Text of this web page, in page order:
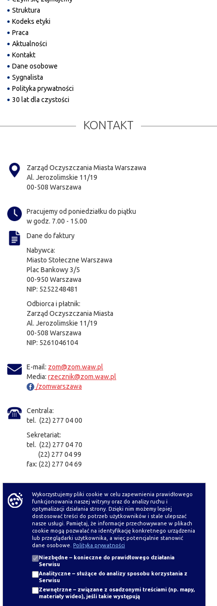
Struktura
Kodeks etyki
Praca
Aktualności
Kontakt
Dane osobowe
Sygnalista
Polityka prywatności
30 lat dla czystości
KONTAKT
Zarząd Oczyszczania Miasta Warszawa
Al. Jerozolimskie 11/19
00-508 Warszawa
Pracujemy od poniedziałku do piątku
w godz. 7.00 - 15.00
Dane do faktury
Nabywca:
Miasto Stołeczne Warszawa
Plac Bankowy 3/5
00-950 Warszawa
NIP: 5252248481
Odbiorca i płatnik:
Zarząd Oczyszczania Miasta
Al. Jerozolimskie 11/19
00-508 Warszawa
NIP: 5261046104
E-mail: zom@zom.waw.pl
Media: rzecznik@zom.waw.pl
/zomwarszawa
Centrala:
tel. (22) 277 04 00
Sekretariat:
tel. (22) 277 04 70
(22) 277 04 99
fax: (22) 277 04 69
AE:PL-18836-90433-SGBRG-32
ZARZĄD OCZYSZCZANIA MIASTA
Elektroniczna skrzynka podawcza
Tłumacz PJM
CAŁODOBOWO:
Wykorzystujemy pliki cookie w celu zapewnienia prawidłowego
funkcjonowania naszej witryny oraz do analizy ruchu i
optymalizacji działania strony. Dzięki nim możemy lepiej
dostosować treści do potrzeb użytkowników i stale ulepszać
nasze usługi. Pamiętaj, że informacje przechowywane w plikach
cookie mogą pozwalać na identyfikację konkretnego urządzenia
lub przeglądarki użytkownika, a więc potencjalnie stanowić
dane osobowe. Polityka prywatności
Niezbędne – konieczne do prawidłowego działania
Serwisu
Analityczne – służące do analizy sposobu korzystania z
Serwisu
Zewnętrzne – związane z osadzonymi treściami (np. mapy,
materiały wideo), jeśli takie występują